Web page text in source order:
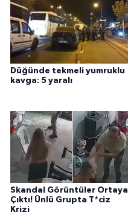
Düğünde tekmeli yumruklu
kavga: 5 yaralı
Skandal Görüntüler Ortaya
Çıktı! Ünlü Grupta T*ciz
Krizi